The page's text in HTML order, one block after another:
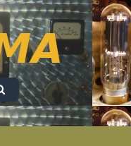
Search